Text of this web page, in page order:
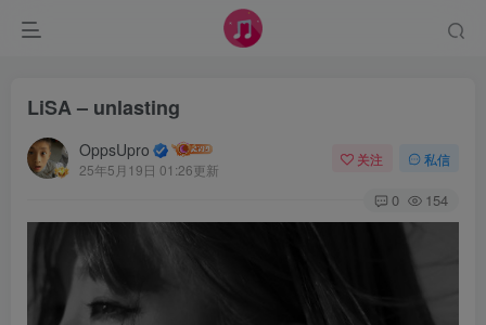
LiSA – unlasting
OppsUpro
25年5月19日 01:26更新
关注 私信
0 154